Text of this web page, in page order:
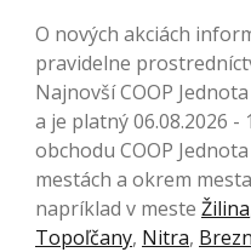
O nových akciách
pravidelne
Najnovší COOP
a je platný 06.08.2026 -
obchodu COOP
mestách a okrem
napríklad v meste Žilina
Topoľčany, Nitra,